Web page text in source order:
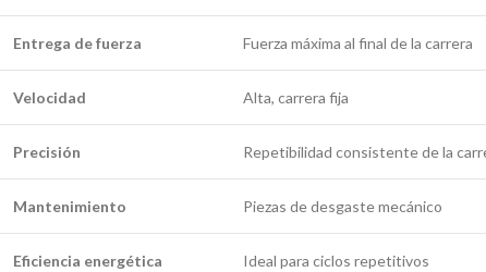
Entrega de fuerza Fuerza máxima al final de la carrera
Velocidad Alta, carrera fija
Precisión Repetibilidad consistente de la
Mantenimiento Piezas de desgaste mecánico
Eficiencia energética Ideal para ciclos repetitivos